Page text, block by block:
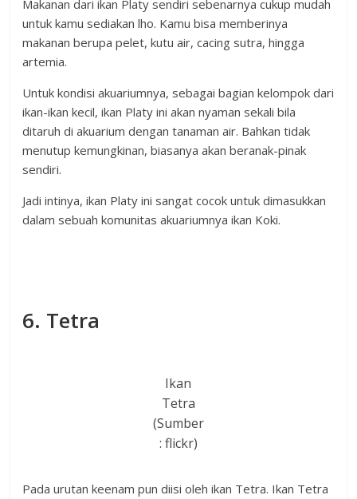
Makanan dari ikan Platy sendiri sebenarnya cukup mudah
untuk kamu sediakan lho. Kamu bisa memberinya
makanan berupa pelet, kutu air, cacing sutra, hingga
artemia.
Untuk kondisi akuariumnya, sebagai bagian kelompok dari
ikan-ikan kecil, ikan Platy ini akan nyaman sekali bila
ditaruh di akuarium dengan tanaman air. Bahkan tidak
menutup kemungkinan, biasanya akan beranak-pinak
sendiri.
Jadi intinya, ikan Platy ini sangat cocok untuk dimasukkan
dalam sebuah komunitas akuariumnya ikan Koki.
6. Tetra
Ikan
Tetra
(Sumber
: flickr)
Pada urutan keenam pun diisi oleh ikan Tetra. Ikan Tetra